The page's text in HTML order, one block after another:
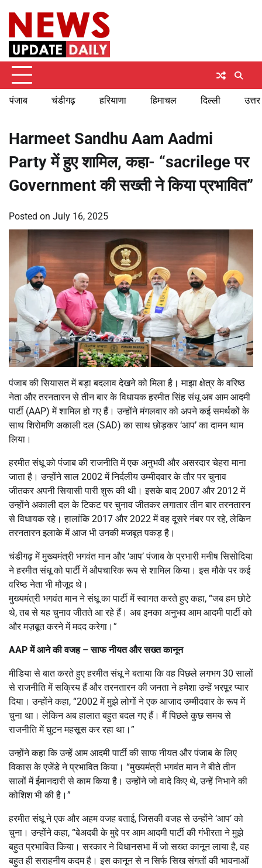
content
पंजाब चंडीगढ़ हरियाणा हिमाचल दिल्ली
Harmeet Sandhu Aam Aadmi
Party में हुए शामिल, कहा- “sacrilege पर
Government की सख्ती ने किया प्रभावित”
Posted on July 16, 2025
पंजाब की सियासत में बड़ा बदलाव देखने को मिला है। माझा क्षेत्र के वरिष्ठ
नेता और तरनतारन से तीन बार के विधायक हरमीत सिंह संधू अब आम आदमी
पार्टी (AAP) में शामिल हो गए हैं। उन्होंने मंगलवार को अपने कई समर्थकों के
साथ शिरोमणि अकाली दल (SAD) का साथ छोड़कर ‘आप’ का दामन थाम
लिया।
हरमीत संधू को पंजाब की राजनीति में एक अनुभवी और असरदार चेहरा माना
जाता है। उन्होंने साल 2002 में निर्दलीय उम्मीदवार के तौर पर चुनाव
जीतकर अपनी सियासी पारी शुरू की थी। इसके बाद 2007 और 2012 में
उन्होंने अकाली दल के टिकट पर चुनाव जीतकर लगातार तीन बार तरनतारन
से विधायक रहे। हालांकि 2017 और 2022 में वह दूसरे नंबर पर रहे, लेकिन
तरनतारन इलाके में आज भी उनकी मजबूत पकड़ है।
चंडीगढ़ में मुख्यमंत्री भगवंत मान और ‘आप’ पंजाब के प्रभारी मनीष सिसोदिया
ने हरमीत संधू को पार्टी में औपचारिक रूप से शामिल किया। इस मौके पर कई
वरिष्ठ नेता भी मौजूद थे।
मुख्यमंत्री भगवंत मान ने संधू का पार्टी में स्वागत करते हुए कहा, “जब हम छोटे
थे, तब से यह चुनाव जीतते आ रहे हैं। अब इनका अनुभव आम आदमी पार्टी को
और मज़बूत करने में मदद करेगा।”
AAPमें आने की वजह – साफ नीयत और सख्त कानून
मीडिया से बात करते हुए हरमीत संधू ने बताया कि वह पिछले लगभग 30 सालों
से राजनीति में सक्रिय हैं और तरनतारन की जनता ने हमेशा उन्हें भरपूर प्यार
दिया। उन्होंने कहा, “2002 में मुझे लोगों ने एक आजाद उम्मीदवार के रूप में
चुना था। लेकिन अब हालात बहुत बदल गए हैं। मैं पिछले कुछ समय से
राजनीति में घुटन महसूस कर रहा था।”
उन्होंने कहा कि उन्हें आम आदमी पार्टी की साफ नीयत और पंजाब के लिए
विकास के एजेंडे ने प्रभावित किया। “मुख्यमंत्री भगवंत मान ने बीते तीन
सालों में ईमानदारी से काम किया है। उन्होंने जो वादे किए थे, उन्हें निभाने की
कोशिश भी की है।”
हरमीत संधू ने एक और अहम वजह बताई, जिसकी वजह से उन्होंने ‘आप’ को
चुना। उन्होंने कहा, “बेअदबी के मुद्दे पर आम आदमी पार्टी की गंभीरता ने मुझे
बहुत प्रभावित किया। सरकार ने विधानसभा में जो सख्त कानून लाया है, वह
बहुत ही सराहनीय कदम है। इस कानून से न सिर्फ सिख संगतों की भावनाओं